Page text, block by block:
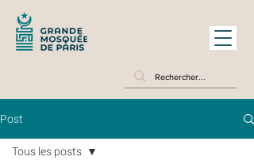
Post
Tous les posts